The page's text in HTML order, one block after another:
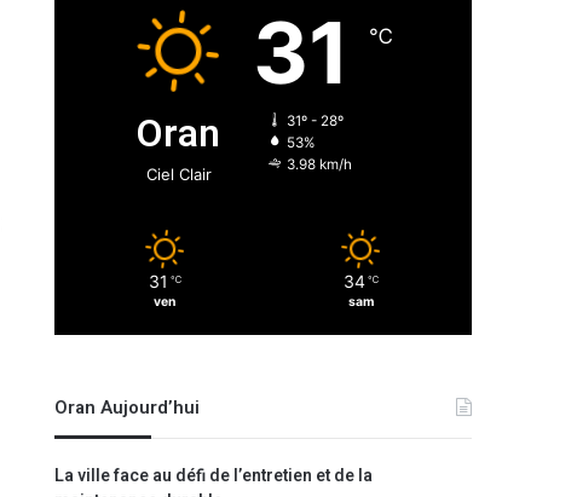
Oran
Ciel Clair
31 ℃
31º - 28º
53%
3.98 km/h
31 ℃
ven
34 ℃
sam
Oran Aujourd’hui
La ville face au défi de l’entretien et de la